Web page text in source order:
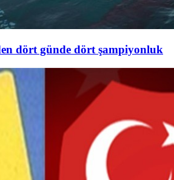
dört günde dört şampiyonluk